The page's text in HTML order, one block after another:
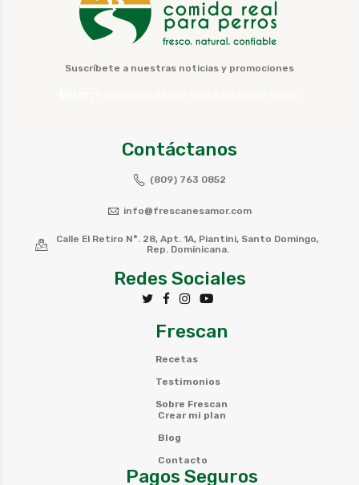
Suscríbete a nuestras noticias y promociones
Contáctanos
(809) 763 0852
info@frescanesamor.com
Calle El Retiro N°. 28, Apt. 1A, Piantini, Santo Domingo,
Rep. Dominicana.
Redes Sociales
Frescan
Recetas
Testimonios
Sobre Frescan
Crear mi plan
Blog
Contacto
Pagos Seguros